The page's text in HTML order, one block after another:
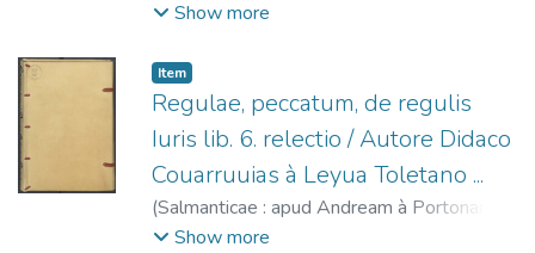
1555)Alfonso X, Rey de Castilla, 1221-
Portonariis, Andrea de, fl. 1547-1568.
Show more
Item
Regulae, peccatum, de regulis
Iuris lib. 6. relectio / Autore Didaco
Couarruuias à Leyua Toletano ...
(Salmanticae : apud Andream à Portonariis,
1554)Covarrubias y Leyva, Diego de,
Show more